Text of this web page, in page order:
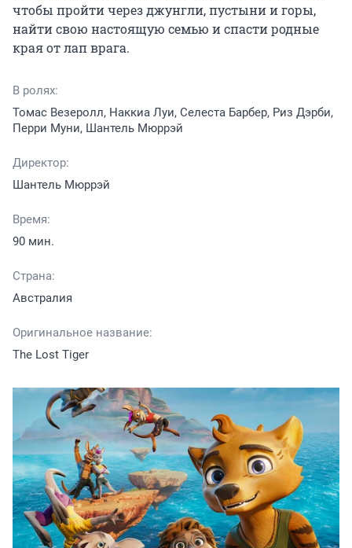
чтобы пройти через джунгли, пустыни и горы,
найти свою настоящую семью и спасти родные
края от лап врага.
В ролях:
Томас Везеролл, Наккиа Луи, Селеста Барбер, Риз Дэрби,
Перри Муни, Шантель Мюррэй
Директор:
Шантель Мюррэй
Время:
90 мин.
Страна:
Австралия
Оригинальное название:
The Lost Tiger